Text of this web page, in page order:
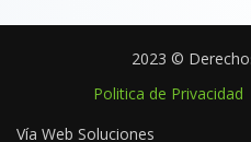
2023 ©
Politica de Privacidad
Vía Web Soluciones